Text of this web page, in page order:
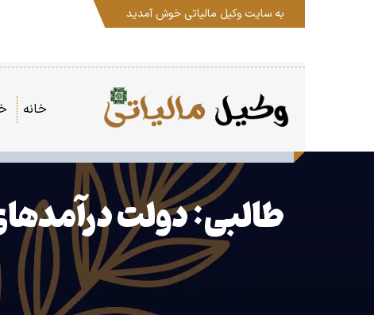
به سایت وکیل مالیاتی خوش آمدید
خانه
طالبی: دولت